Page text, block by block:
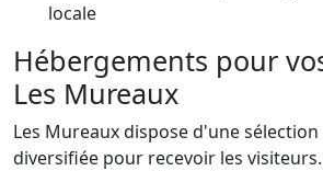
locale
Hébergements pour
Les Mureaux
Les Mureaux dispose d'une
diversifiée pour recevoir les